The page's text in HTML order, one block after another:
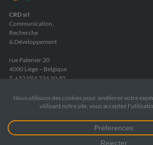
CRD srl
Communication,
Recherche
& Développement
rue Patenier 20
4000 Liège – Belgique
T. +32 (0)4 224 10 40
info@crd.be
TVA: BE 0440 725 735
RPM Liège